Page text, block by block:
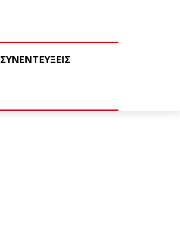
ΣΥΝΕΝΤΕΥΞΕΙΣ